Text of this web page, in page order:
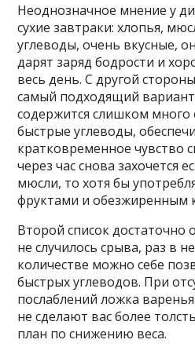
Неоднозначное мнение у
сухие завтраки: хлопья,
углеводы, очень вкусные,
дарят заряд бодрости и
весь день. С другой
самый подходящий
содержится слишком много
быстрые углеводы,
кратковременное чувство
через час снова захочется
мюсли, то хотя бы
фруктами и обезжиренным
Второй список достаточно
не случилось срыва, раз в
количестве можно себе
быстрых углеводов. При
послаблений ложка
не сделают вас более
план по снижению веса.